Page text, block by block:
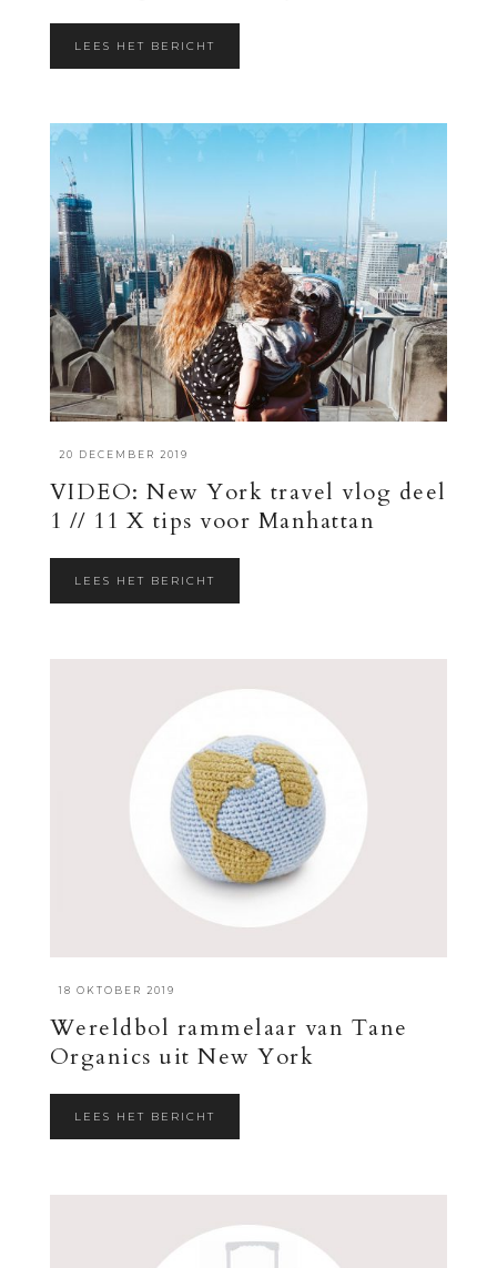
LEES HET BERICHT
20 DECEMBER 2019
VIDEO: New York travel vlog deel
1 // 11 X tips voor Manhattan
LEES HET BERICHT
·18 OKTOBER 2019
Wereldbol rammelaar van Tane
Organics uit New York
LEES HET BERICHT